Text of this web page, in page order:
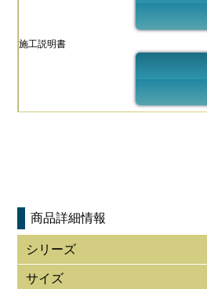
施工説明書
商品詳細情報
シリーズ
サイズ